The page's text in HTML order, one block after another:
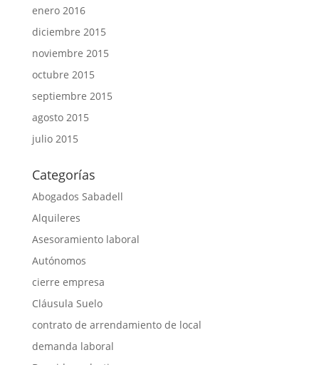
enero 2016
diciembre 2015
noviembre 2015
octubre 2015
septiembre 2015
agosto 2015
julio 2015
Categorías
Abogados Sabadell
Alquileres
Asesoramiento laboral
Autónomos
cierre empresa
Cláusula Suelo
contrato de arrendamiento de local
demanda laboral